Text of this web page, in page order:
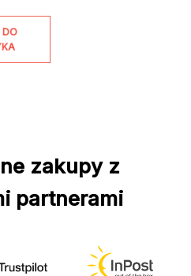
DO
zakupy z
partnerami